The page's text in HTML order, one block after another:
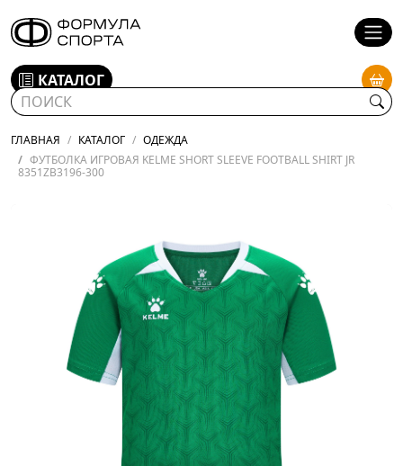
КАТАЛОГ
ГЛАВНАЯ КАТАЛОГ
ОДЕЖДА
ФУТБОЛКА ИГРОВАЯ KELME SHORT SLEEVE FOOTBALL SHIRT JR
8351ZB3196-300